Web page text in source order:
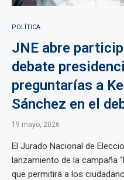
POLÍTICA
JNE abre
debate
preguntarías a
Sánchez en el
19 mayo, 2026
El Jurado Nacional de
lanzamiento de la campaña
que permitirá a los